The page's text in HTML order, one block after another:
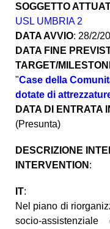
SOGGETTO
USL UMBRIA 2
DATA AVVIO: 28/2/
DATA FINE
TARGET/
"Case della
dotate di
DATA DI ENTRATA
(Presunta)
DESCRIZIONE
INTERVENTION :
IT:
Nel piano di
socio-